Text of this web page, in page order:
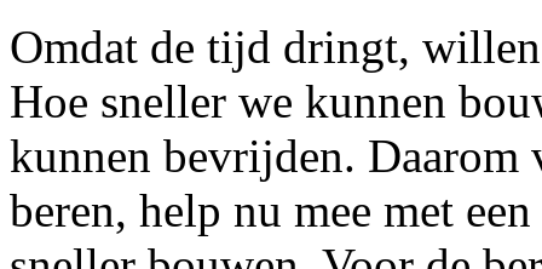
Omdat de tijd dringt,
Hoe sneller we kunnen
kunnen bevrijden. Daarom
beren, help nu mee met